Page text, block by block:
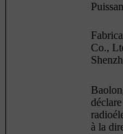
Co.,
à la